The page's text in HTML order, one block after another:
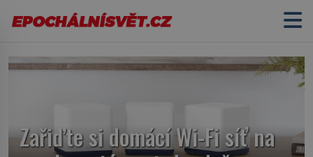
Zařiďte si domácí Wi-Fi síť na